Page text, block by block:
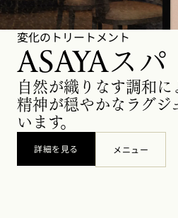
変化のトリートメント
ASAYAスパ
自然が織りなす調和に
精神が穏やかなラグジ
います。
詳細を見る メニュー